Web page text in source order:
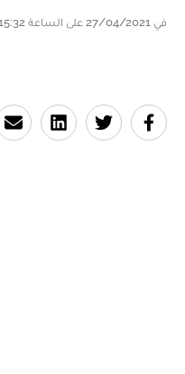
في 27/04/2021 على الساعة 15:32